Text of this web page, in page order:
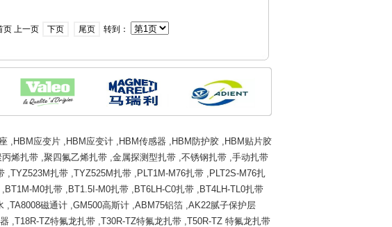
页 上一页 下页 尾页 转到：
, HBM应变片 , HBM应变计 , HBM传感器 , HBM防护胶 , HBM贴片胶
丙烯扎带 ,聚四氟乙烯扎带 ,金属探测型扎带 ,不锈钢扎带 ,手动扎带
,TYZ523M扎带 ,TYZ525M扎带 , PLT1M-M76扎带 , PLT2S-M76扎
, BT1M-M0扎带 , BT1.5I-M0扎带 , BT6LH-C0扎带 , BT4LH-TL0扎带
,TA8008磁通计 ,GM500高斯计 ,ABM75铝箔 ,AK22腻子保护层
,T18R-TZ特氟龙扎带 ,T30R-TZ特氟龙扎带 ,T50R-TZ 特氟龙扎带